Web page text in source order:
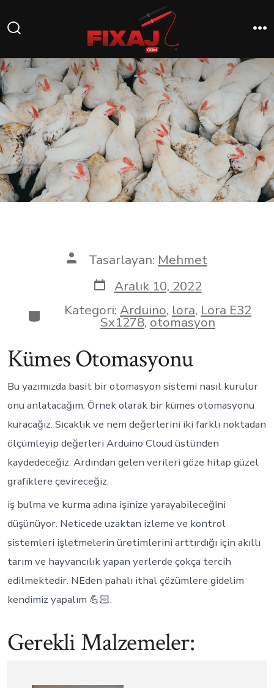
Tasarlayan: Mehmet
Aralık 10, 2022
Kategori: Arduino, lora, Lora E32
Sx1278,otomasyon
Kümes Otomasyonu
Bu yazımızda basit bir otomasyon sistemi nasıl kurulur
onu anlatacağım. Örnek olarak bir kümes otomasyonu
kuracağız. Sıcaklık ve nem değerlerini iki farklı noktadan
ölçümleyip değerleri Arduino Cloud üstünden
kaydedeceğiz. Ardından gelen verileri göze hitap güzel
grafiklere çevireceğiz.
iş bulma ve kurma adına işinize yarayabileceğini
düşünüyor. Neticede uzaktan izleme ve kontrol
sistemleri işletmelerin üretimlerini arttırdığı için akıllı
tarım ve hayvancılık yapan yerlerde çokça tercih
edilmektedir. NEden pahalı ithal çözümlere gidelim
kendimiz yapalım 💪🏻.
Gerekli Malzemeler: